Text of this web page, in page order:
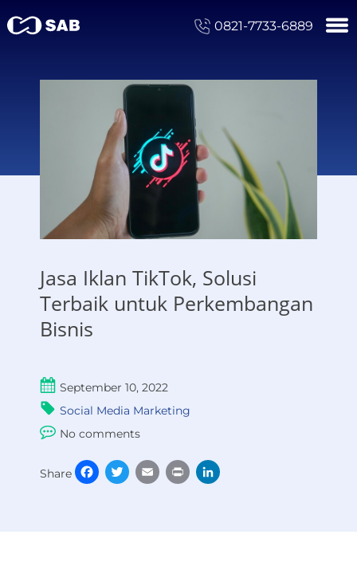
0821-7733-6889
Jasa Iklan TikTok, Solusi
Terbaik untuk Perkembangan
Bisnis
September 10, 2022
Social Media Marketing
No comments
Share Facebook
TwitterEmail Print